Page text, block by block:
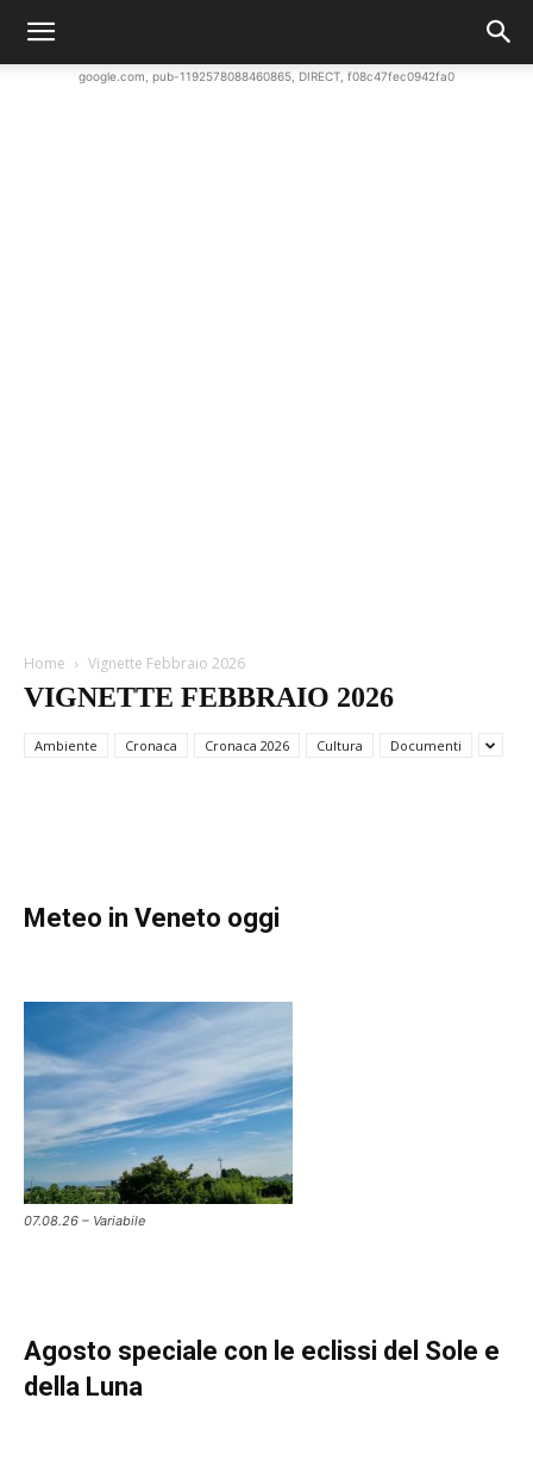
google.com, pub-1192578088460865, DIRECT, f08c47fec0942fa0
Home Vignette Febbraio 2026
VIGNETTE FEBBRAIO 2026
Ambiente Cronaca Cronaca 2026 Cultura Documenti
Vignette Rassegna Stampa Febbraio
Meteo in Veneto oggi
07.08.26 – Variabile
Agosto speciale con le eclissi del Sole e
della Luna